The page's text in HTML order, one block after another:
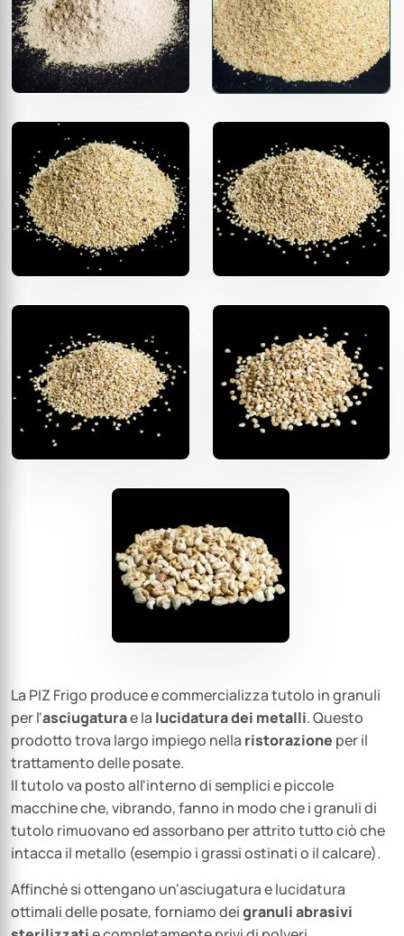
La PIZ Frigo produce e commercializza tutolo in granuli
per l'asciugaturae la lucidaturadei metalli. Questo
prodotto trova largo impiego nella ristorazione per il
trattamento delle posate.
Il tutolo va posto all'interno di semplici e piccole
macchine che, vibrando, fanno in modo che i granuli di
tutolo rimuovano ed assorbano per attrito tutto ciò che
intacca il metallo (esempio i grassi ostinati o il calcare).
Affinchè si ottengano un'asciugatura e lucidatura
ottimali delle posate, forniamo deigranuli abrasivi